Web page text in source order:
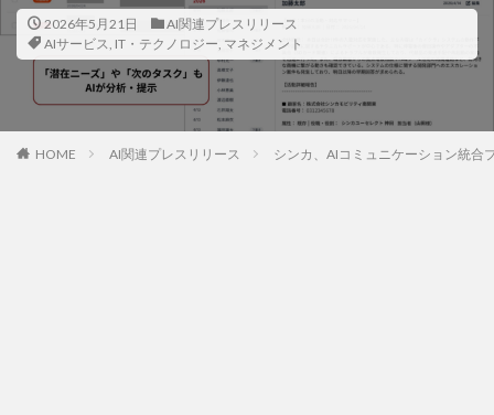
2026年5月21日
AI関連プレスリリース
AIサービス, IT・テクノロジー, マネジメント
HOME AI関連プレスリリース シンカ、AIコミュニケーション統合